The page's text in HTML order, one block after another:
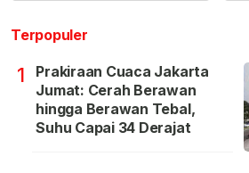
Terpopuler
1
Prakiraan Cuaca Jakarta
Jumat: Cerah Berawan
hingga Berawan Tebal,
Suhu Capai 34 Derajat